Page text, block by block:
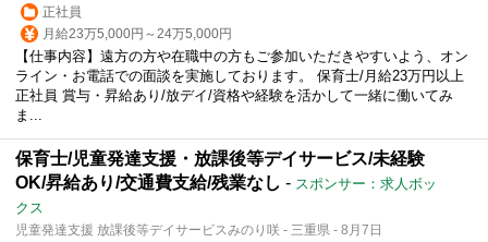
正社員
月給23万5,000円～24万5,000円
【仕事内容】遠方の方や在職中の方もご参加いただきやすいよう、オン
ライン・お電話での面談を実施しております。 保育士/月給23万円以上
正社員 賞与・昇給あり/放デイ/資格や経験を活かして一緒に働いてみ
ま...
保育士/児童発達支援・放課後等デイサービス/未経験
OK/昇給あり/交通費支給/残業なし - スポンサー：求人ボッ
クス
児童発達支援 放課後等デイサービスみのり咲 - 三重県 - 8月7日